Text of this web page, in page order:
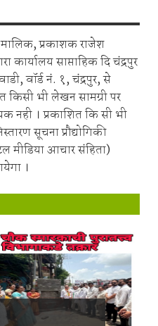
प्रकाशक राजेश
कार्यालय साप्ताहिक दि चंद्रपुर
वॉर्ड नं. १, चंद्रपुर, से
किसी भी लेखन सामग्री पर
। प्रकाशित कि सी भी
सूचना प्रौद्योगिकी
मीडिया आचार संहिता)
।